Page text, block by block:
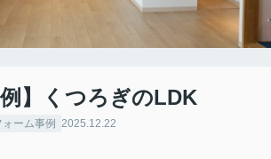
例】くつろぎのLDK
ーム事例 2025.12.22